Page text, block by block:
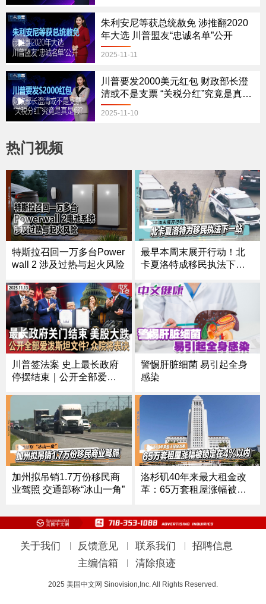
朱利安尼等获总统赦免 涉推翻2020
年大选 川普盟友“忠诚名单”公开
2025-11-11
川普要发2000美元红包 财政部长澄
清或不是支票 “关税分红”究竟是真是
假？
2025-11-10
热门视频
特斯拉召回一万多台Power
wall 2 涉及过热与起火风险
最早本周末展开行动！北
卡夏洛特成移民执法下一
川普签法案 史上最长政府
停摆结束｜公开全部爱泼
｜降息前景骤降 美股大跌
｜俄州突发化学品泄漏 数
百人连夜撤离｜中国税务
部门加强追查居民未申报
海外所得《中文正点》25.1
1.13
警惕肝脏细菌 易引起全身
感染
加州拟吊销1.7万份移民商
业驾照 交通部称“冰山一角”
洛杉矶40年来最大租金改
革：65万套租屋涨幅被锁
关于我们 | 反馈意见 | 联系我们 |
招聘信息
主编信箱
| 清除痕迹
2025 美国中文网 Sinovision,Inc. All Rights Reserved.